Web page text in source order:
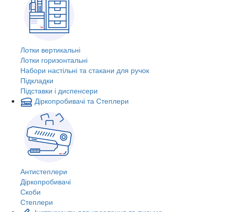
Лотки вертикальні
Лотки горизонтальні
Набори настільні та стакани для ручок
Підкладки
Підставки і диспенсери
Діркопробивачі та Степлери
Антистеплери
Діркопробивачі
Скоби
Степлери